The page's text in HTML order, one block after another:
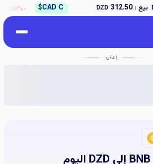
DZD
CAD C$
↘ شراء :
إعلان